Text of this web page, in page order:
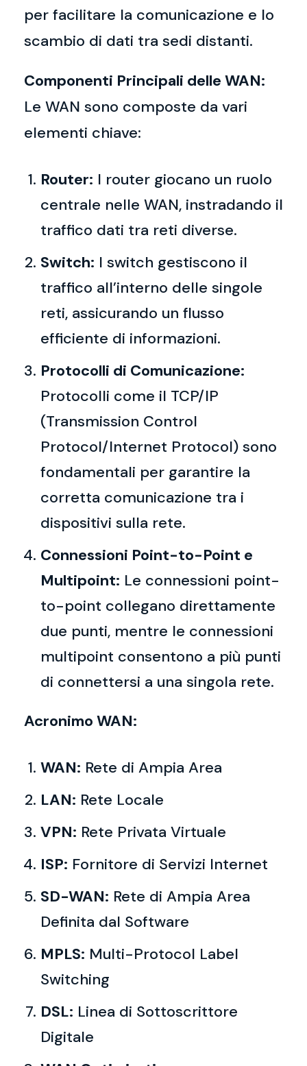
per facilitare la comunicazione e lo
scambio di dati tra sedi distanti.
Componenti Principali delle WAN:
Le WAN sono composte da vari
elementi chiave:
Router: I router giocano un ruolo
centrale nelle WAN, instradando il
traffico dati tra reti diverse.
Switch: I switch gestiscono il
traffico all’interno delle singole
reti, assicurando un flusso
efficiente di informazioni.
Protocolli di Comunicazione:
Protocolli come il TCP/IP
(Transmission Control
Protocol/Internet Protocol) sono
fondamentali per garantire la
corretta comunicazione tra i
dispositivi sulla rete.
Connessioni Point-to-Point e
Multipoint: Le connessioni point-
to-point collegano direttamente
due punti, mentre le connessioni
multipoint consentono a più punti
di connettersi a una singola rete.
Acronimo WAN:
WAN: Rete di Ampia Area
LAN: Rete Locale
VPN: Rete Privata Virtuale
ISP: Fornitore di Servizi Internet
SD-WAN: Rete di Ampia Area
Definita dal Software
MPLS: Multi-Protocol Label
Switching
DSL: Linea di Sottoscrittore
Digitale